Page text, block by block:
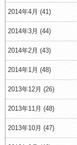
2014年4月 (41)
2014年3月 (44)
2014年2月 (43)
2014年1月 (48)
2013年12月 (26)
2013年11月 (48)
2013年10月 (47)